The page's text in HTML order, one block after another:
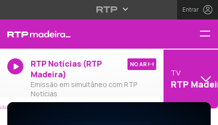
Entrar
RTP Notícias (RTP
Madeira)
Emissão em simultâneo com RTP
Notícias
NO AR
TV
RTP